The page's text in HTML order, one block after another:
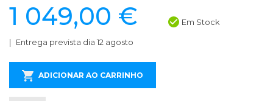
1 049,00 € Em Stock
Entrega prevista dia 12 agosto
ADICIONAR AO CARRINHO